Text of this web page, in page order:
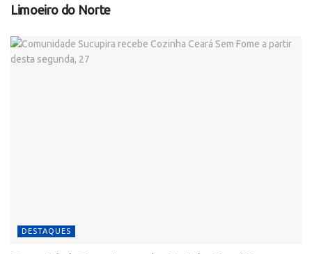
Limoeiro do Norte
DESTAQUES